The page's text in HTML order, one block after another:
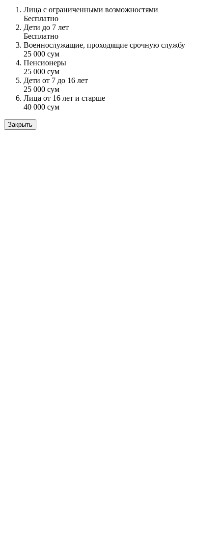
Лица с ограниченными возможностями
Бесплатно
Дети до 7 лет
Бесплатно
Военнослужащие, проходящие срочную службу
25 000 сум
Пенсионеры
25 000 сум
Дети от 7 до 16 лет
25 000 сум
Лица от 16 лет и старше
40 000 сум
Закрыть